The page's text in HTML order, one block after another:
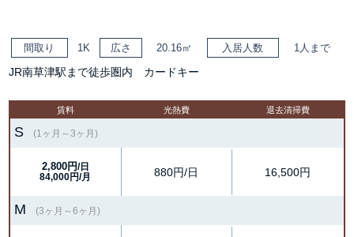
間取り 1K 広さ 20.16㎡ 入居人数 1人まで
JR南草津駅まで徒歩圏内 カードキー
賃料 光熱費 退去清掃費
S (1ヶ月～3ヶ月)
2,800円/日
84,000円/月
880円/日 16,500円
M (3ヶ月～6ヶ月)